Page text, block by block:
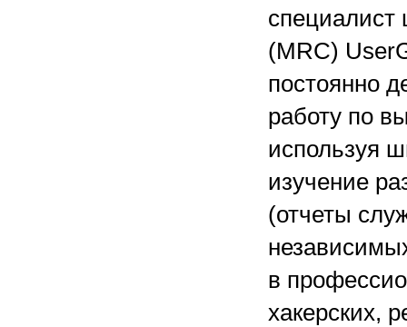
специалист
(MRC)
постоянно
работу по
используя
изучение
(отчеты
в
хакерских,